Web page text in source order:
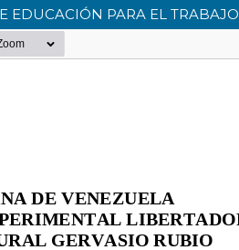
EDUCACIÓN PARA EL TRABAJO